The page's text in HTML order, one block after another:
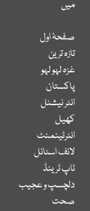
میں
صفحۂ اول
تازہ ترین
غزہ لہو لہو
پاکستان
انٹر نیشنل
کھیل
انٹرٹینمنٹ
لائف اسٹائل
ٹاپ ٹرینڈ
دلچسپ و عجیب
صحت